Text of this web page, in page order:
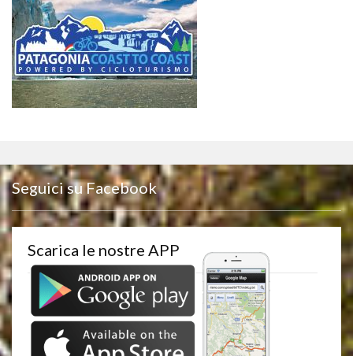
Seguici su Facebook
Scarica le nostre APP